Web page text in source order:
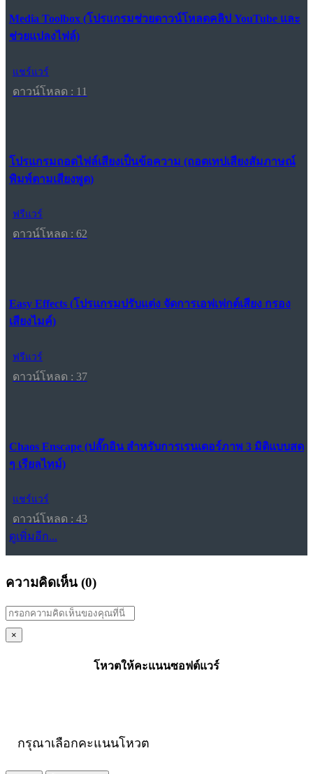
Media Toolbox (โปรแกรมช่วยดาวน์โหลดคลิป YouTube และ
ช่วยแปลงไฟล์)
แชร์แวร์
ดาวน์โหลด : 11
โปรแกรมถอดไฟล์เสียงเป็นข้อความ (ถอดเทปเสียงสัมภาษณ์
พิมพ์ตามเสียงพูด)
ฟรีแวร์
ดาวน์โหลด : 62
Easy Effects (โปรแกรมปรับแต่ง จัดการเอฟเฟกต์เสียง กรอง
เสียงไมค์)
ฟรีแวร์
ดาวน์โหลด : 37
Chaos Enscape (ปลั๊กอิน สำหรับการเรนเดอร์ภาพ 3 มิติแบบสด
ๆ เรียลไทม์)
แชร์แวร์
ดาวน์โหลด : 43
ดูเพิ่มอีก...
ความคิดเห็น (0)
×
โหวตให้คะแนนซอฟต์แวร์
กรุณาเลือกคะแนนโหวต